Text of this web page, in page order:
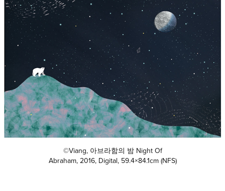
©Viang, 아브라함의 밤 Night Of
Abraham, 2016, Digital, 59.4×84.1cm(NFS)